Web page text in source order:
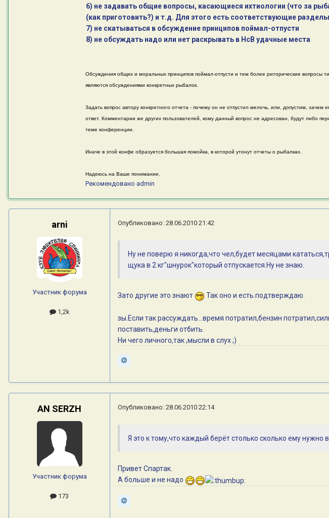
6) не задавать общие вопросы, касающиеся ихтиологии (что за
(как приготовить?) и т.д. Для этого есть соответствующие
7) не скатываться в обсуждение принципов поймал-отпусти
8) не обсуждать надо или нет раскрывать в НсВ удачные места
Обсуждения общих и моральных принципов поймал-отпусти и тем более риторические вопросы
являются обсуждениями конкретных рыбалок.
Задать вопрос автору конкретного отчета - почему он не отпустил мелочь, или, допустим,
ответ. Комментарии же других пользователей, кому данный вопрос не адресован, будут либо
теме конференции.
Иначе в этой конфе образуется большая помойка, в которой утонут отчеты о рыбалках.
Надеюсь на Ваше понимание.
Рекомендовано admin
arni
Участник форума
1,2k
Опубликовано: 28.06.2010 21:42
Ну не поверю я никогда,что чел,будет месяцами
щука в 2 кг"шнурок"который отпускается.Ну не знаю.
Зато другие это знают Так оно и есть.подтверждаю.
зы.Если так рассуждать...время потратил,бензин
поставить,деньги отбить.
Ни чего личного,так ,мысли в слух ;)
AN SERZH
Участник форума
173
Опубликовано: 28.06.2010 22:14
Я это к тому,что каждый берёт столько сколько ему нужно
Привет Спартак.
А больше и не надо